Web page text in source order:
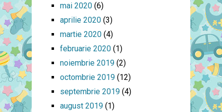
mai 2020(6)
aprilie 2020(3)
martie 2020(4)
februarie 2020(1)
noiembrie 2019(2)
octombrie 2019(12)
septembrie 2019(4)
august 2019(1)